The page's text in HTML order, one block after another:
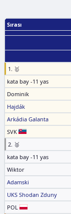
Sırası
1. 🥇
kata bay -11 yas
Dominik
Hajdák
Arkádia Galanta
SVK
2. 🥈
kata bay -11 yas
Wiktor
Adamski
UKS Shodan Zduny
POL